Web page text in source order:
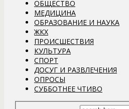
ОБЩЕСТВО
МЕДИЦИНА
ОБРАЗОВАНИЕ И НАУКА
ЖКХ
ПРОИСШЕСТВИЯ
КУЛЬТУРА
СПОРТ
ДОСУГ И РАЗВЛЕЧЕНИЯ
ОПРОСЫ
СУББОТНЕЕ ЧТИВО